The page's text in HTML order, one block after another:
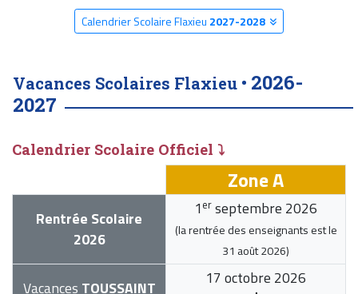
Calendrier Scolaire Flaxieu 2027-2028
Vacances Scolaires Flaxieu • 2026-
2027
Calendrier Scolaire Officiel ⤵
Zone A
Rentrée Scolaire
2026
1 er septembre 2026
(la rentrée des enseignants est le
31 août 2026)
Vacances TOUSSAINT 17 octobre 2026